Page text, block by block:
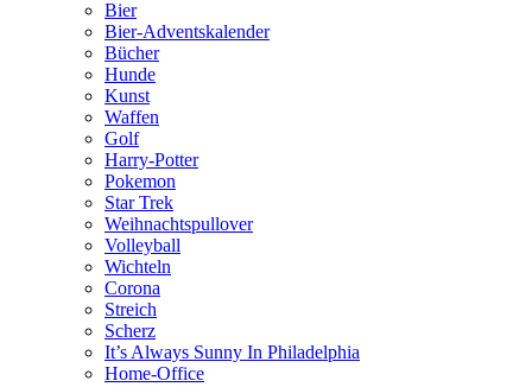
Bier
Bier-Adventskalender
Bücher
Hunde
Kunst
Waffen
Golf
Harry-Potter
Pokemon
Star Trek
Weihnachtspullover
Volleyball
Wichteln
Corona
Streich
Scherz
It’s Always Sunny In Philadelphia
Home-Office